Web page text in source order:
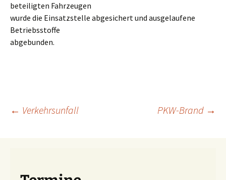
beteiligten Fahrzeugen
wurde die Einsatzstelle abgesichert und ausgelaufene
Betriebsstoffe
abgebunden.
Beitragsnavigation
← Verkehrsunfall PKW-Brand →